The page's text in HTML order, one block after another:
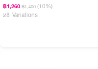
฿1,260 ฿1,400 (10%)
28 Variations